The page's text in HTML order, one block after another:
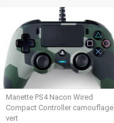
Manette PS4 Nacon Wired
Compact Controller camouflage
vert